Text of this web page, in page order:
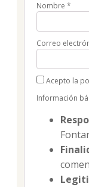
Nombre *
Correo
Acepto la
Información